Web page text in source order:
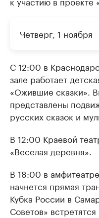
Четверг, 1 ноября
С 12:00 в
зале работает
«Ожившие сказки».
представлены
русских сказок и
В 12:00 Краевой
«Веселая деревня».
В 18:00 в
начнется прямая
Кубка России в
Советов»